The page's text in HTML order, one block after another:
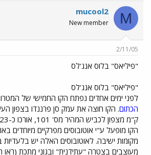
נ
ו
א
ב
ת
ר
M
mucool2
New member
2/11/05
"פיליאס" בלוס אנג'לס
"פיליאס" בלוס אנג'לס
לפני ימים אחדים נפתח הקו החמישי של
הכתום
מקומות ישיבה. לאוטובוסים האלה יש בלעדיות
מעוצבים בצטרה "עתידנית" ובגוני מתכת (ראו